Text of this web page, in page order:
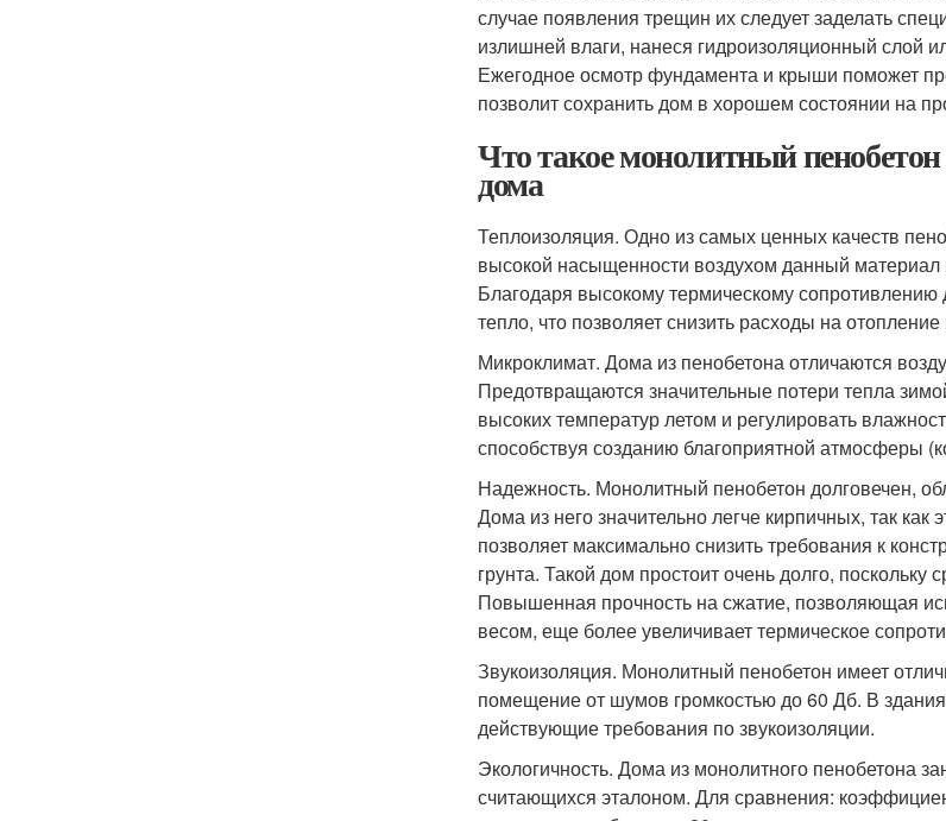
случае появления трещин их следует заделать
излишней влаги, нанеся гидроизоляционный слой
Ежегодное осмотр фундамента и крыши поможет
позволит сохранить дом в хорошем состоянии на
Что такое монолитный
дома
Теплоизоляция. Одно из самых ценных качеств
высокой насыщенности воздухом данный
Благодаря высокому термическому
тепло, что позволяет снизить расходы на
Микроклимат. Дома из пенобетона отличаются
Предотвращаются значительные потери тепла
высоких температур летом и регулировать
способствуя созданию благоприятной атмосферы
Надежность. Монолитный пенобетон долговечен,
Дома из него значительно легче кирпичных, так
позволяет максимально снизить требования к
грунта. Такой дом простоит очень долго,
Повышенная прочность на сжатие, позволяющая
весом, еще более увеличивает термическое
Звукоизоляция. Монолитный пенобетон имеет
помещение от шумов громкостью до 60 Дб. В
действующие требования по звукоизоляции.
Экологичность. Дома из монолитного пенобетона
считающихся эталоном. Для сравнения: